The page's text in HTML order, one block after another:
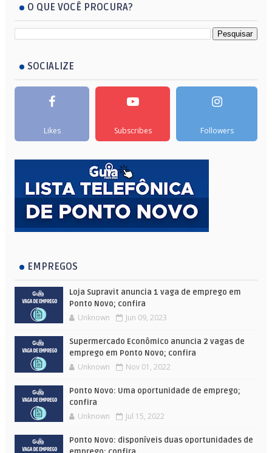
O QUE VOCÊ PROCURA?
SOCIALIZE
Likes Subscribes Followers
EMPREGOS
Loja Supravit anuncia 1 vaga de emprego em
Ponto Novo; confira
Unknown Jun 09, 2023
Supermercado Econômico anuncia 2 vagas de
emprego em Ponto Novo; confira
Unknown Nov 01, 2022
Ponto Novo: Uma oportunidade de emprego;
confira
Unknown Jul 15, 2022
Ponto Novo: disponíveis duas oportunidades de